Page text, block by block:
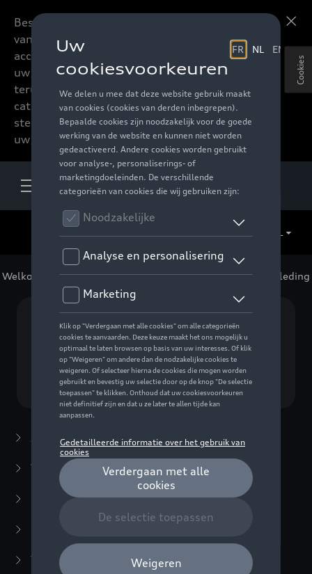
Beste accessoires-lovers,
vanaf nu kan u het hele
accessoire assortiment van
uw favoriete merk
terugvinden in de online
catalogus. Deze kunnen
steeds besteld worden via
uw verdeler.
Welkom Voor uw Audi >Lifestyle >GTI Collectie > Kleding
Geen model geselecteerd (Alles weergeven)
Kies een model
Zomeraccessoires(7)
Winteraccessoires(20)
(38)
Transport
Cookies